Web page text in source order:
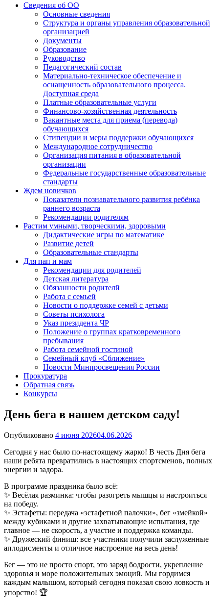
Сведения об ОО
Основные сведения
Структура и органы управления образовательной
организацией
Документы
Образование
Руководство
Педагогический состав
Материально-техническое обеспечение и
оснащенность образовательного процесса.
Доступная среда
Платные образовательные услуги
Финансово-хозяйственная деятельность
Вакантные места для приема (перевода)
обучающихся
Стипендии и меры поддержки обучающихся
Международное сотрудничество
Организация питания в образовательной
организации
Федеральные государственные образовательные
стандарты
Ждем новичков
Показатели познавательного развития ребёнка
раннего возраста
Рекомендации родителям
Растим умными, творческими, здоровыми
Дидактические игры по математике
Развитие детей
Образовательные стандарты
Для пап и мам
Рекомендации для родителей
Детская литература
Обязанности родителй
Работа с семьей
Новости о поддержке семей с детьми
Советы психолога
Указ президента ЧР
Положение о группах кратковременного
пребывания
Работа семейной гостиной
Семейный клуб «Сближение»
Новости Минпросвещения России
Прокуратура
Обратная связь
Конкурсы
День бега в нашем детском саду!
Опубликовано 4 июня 202604.06.2026
Сегодня у нас было по-настоящему жарко! В честь Дня бега
наши ребята превратились в настоящих спортсменов, полных
энергии и задора.
В программе праздника было всё:
✨ Весёлая разминка: чтобы разогреть мышцы и настроиться
на победу.
✨ Эстафеты: передача «эстафетной палочки», бег «змейкой»
между кубиками и другие захватывающие испытания, где
главное — не скорость, а участие и поддержка команды.
✨ Дружеский финиш: все участники получили заслуженные
аплодисменты и отличное настроение на весь день!
Бег — это не просто спорт, это заряд бодрости, укрепление
здоровья и море положительных эмоций. Мы гордимся
каждым малышом, который сегодня показал свою ловкость и
упорство! 🏆